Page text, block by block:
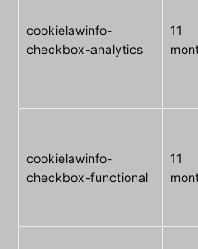
cookielawinfo-
checkbox-analytics
11
cookielawinfo-
checkbox-functional
11